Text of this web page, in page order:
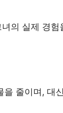
의 실제 경
줄이며, 대